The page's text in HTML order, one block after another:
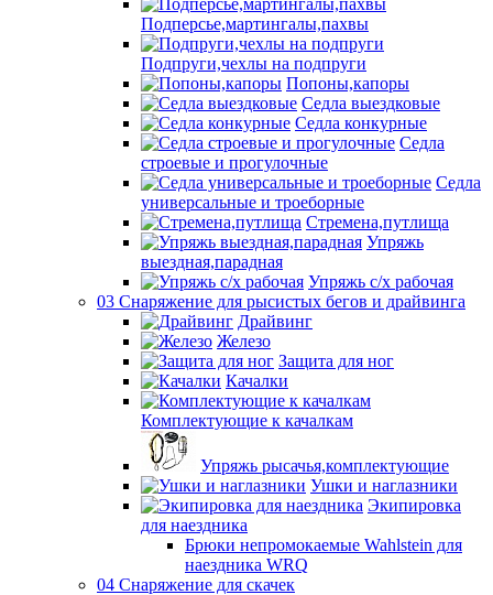
Подперсье,мартингалы,пахвы
Подпруги,чехлы на подпруги
Попоны,капоры
Седла выездковые
Седла конкурные
Седла
строевые и прогулочные
Седла
универсальные и троеборные
Стремена,путлища
Упряжь
выездная,парадная
Упряжь с/х рабочая
03 Снаряжение для рысистых бегов и драйвинга
Драйвинг
Железо
Защита для ног
Качалки
Комплектующие к качалкам
Упряжь рысачья,комплектующие
Ушки и наглазники
Экипировка
для наездника
Брюки непромокаемые Wahlstein для
наездника WRQ
04 Снаряжение для скачек